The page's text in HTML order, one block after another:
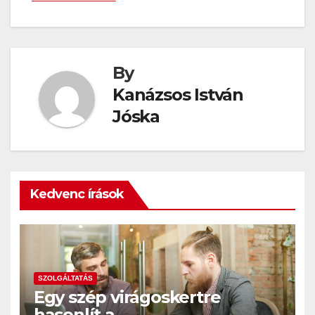
By
Kanázsos István
Jóska
Kedvenc írások
SZOLGÁLTATÁS
Egy szép virágoskertre